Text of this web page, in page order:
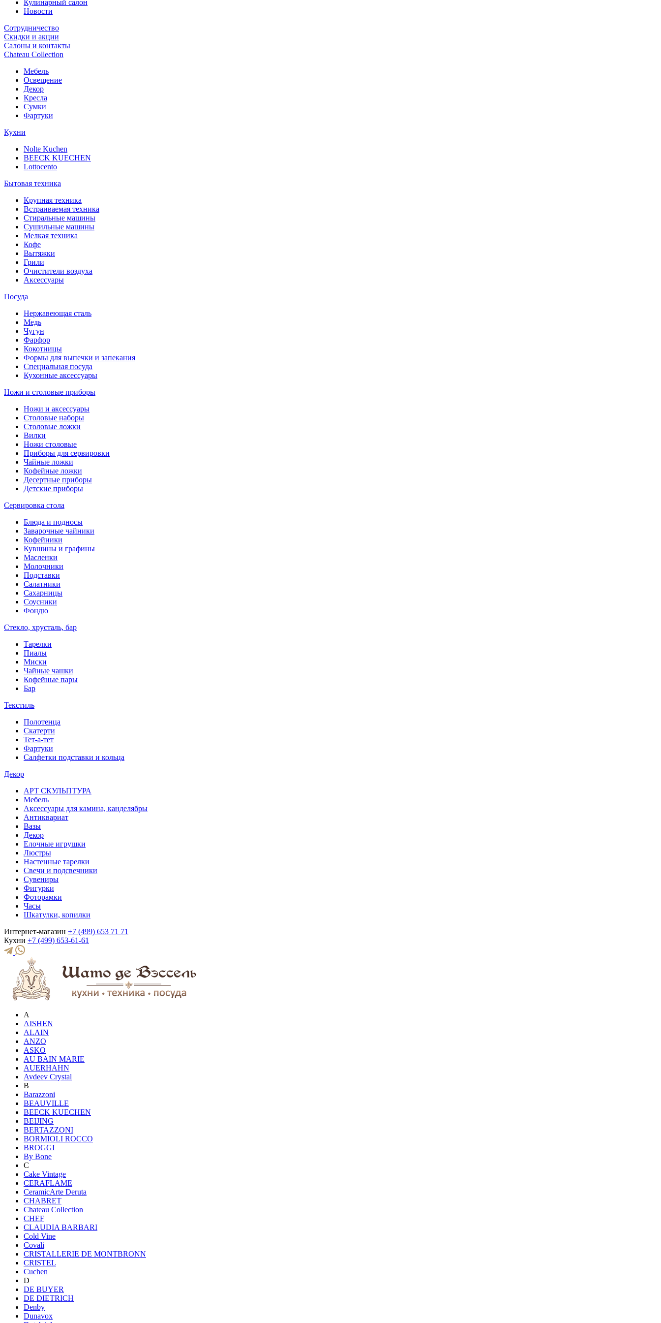
Кулинарный салон
Новости
Сотрудничество
Скидки и акции
Салоны и контакты
Chateau Collection
Мебель
Освещение
Декор
Кресла
Сумки
Фартуки
Кухни
Nolte Kuchen
BEECK KUECHEN
Lottocento
Бытовая техника
Крупная техника
Встраиваемая техника
Стиральные машины
Сушильные машины
Мелкая техника
Кофе
Вытяжки
Грили
Очистители воздуха
Аксессуары
Посуда
Нержавеющая сталь
Медь
Чугун
Фарфор
Кокотницы
Формы для выпечки и запекания
Специальная посуда
Кухонные аксессуары
Ножи и столовые приборы
Ножи и аксессуары
Столовые наборы
Столовые ложки
Вилки
Ножи столовые
Приборы для сервировки
Чайные ложки
Кофейные ложки
Десертные приборы
Детские приборы
Сервировка стола
Блюда и подносы
Заварочные чайники
Кофейники
Кувшины и графины
Масленки
Молочники
Подставки
Салатники
Сахарницы
Соусники
Фондю
Стекло, хрусталь, бар
Тарелки
Пиалы
Миски
Чайные чашки
Кофейные пары
Бар
Текстиль
Полотенца
Скатерти
Тет-а-тет
Фартуки
Салфетки подставки и кольца
Декор
АРТ СКУЛЬПТУРА
Мебель
Аксессуары для камина, канделябры
Антиквариат
Вазы
Декор
Елочные игрушки
Люстры
Настенные тарелки
Свечи и подсвечники
Сувениры
Фигурки
Фоторамки
Часы
Шкатулки, копилки
Интернет-магазин +7 (499) 653 71 71
Кухни +7 (499) 653-61-61
A
AISHEN
ALAIN
ANZO
ASKO
AU BAIN MARIE
AUERHAHN
Avdeev Crystal
B
Barazzoni
BEAUVILLE
BEECK KUECHEN
BEIJING
BERTAZZONI
BORMIOLI ROCCO
BROGGI
By Bone
C
Cake Vintage
CERAFLAME
CeramicArte Deruta
CHABRET
Chateau Collection
CHEF
CLAUDIA BARBARI
Cold Vine
Covali
CRISTALLERIE DE MONTBRONN
CRISTEL
Cuchen
D
DE BUYER
DE DIETRICH
Denby
Dunavox